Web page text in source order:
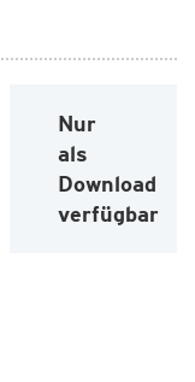
Nur
als
Download
verfügbar